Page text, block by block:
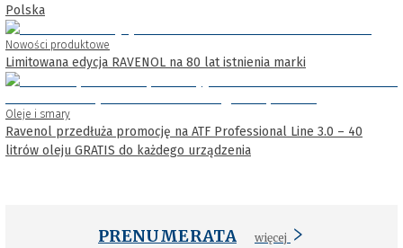
Polska
Nowości produktowe
Limitowana edycja RAVENOL na 80 lat istnienia marki
Oleje i smary
Ravenol przedłuża promocję na ATF Professional Line 3.0 – 40
litrów oleju GRATIS do każdego urządzenia
PRENUMERATA więcej